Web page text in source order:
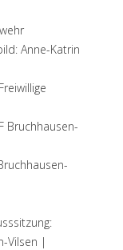
Anne-Katrin
Bruchhausen-
Vilsen |